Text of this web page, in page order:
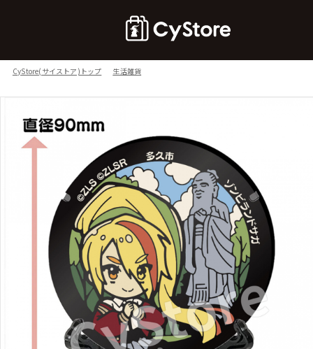
CyStore(サイストア)トップ 生活雑貨